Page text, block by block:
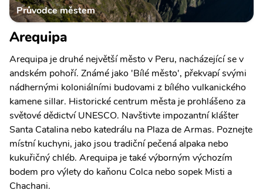
Průvodce městem
Arequipa
Arequipa je druhé největší město v Peru, nacházející se v
andském pohoří. Známé jako 'Bílé město', překvapí svými
nádhernými koloniálními budovami z bílého vulkanického
kamene sillar. Historické centrum města je prohlášeno za
světové dědictví UNESCO. Navštivte impozantní klášter
Santa Catalina nebo katedrálu na Plaza de Armas. Poznejte
místní kuchyni, jako jsou tradiční pečená alpaka nebo
kukuřičný chléb. Arequipa je také výborným výchozím
bodem pro výlety do kaňonu Colca nebo sopek Misti a
Chachani.